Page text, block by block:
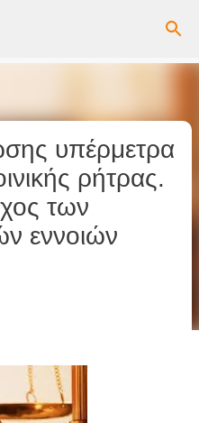
περιεχόμενο
υπέρμετρα
ρήτρας.
των
εννοιών